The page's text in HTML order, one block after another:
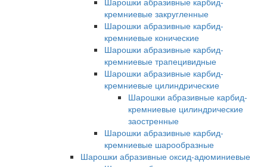
кремниевые закругленные
Шарошки абразивные карбид-
кремниевые конические
Шарошки абразивные карбид-
кремниевые трапецивидные
Шарошки абразивные карбид-
кремниевые цилиндрические
Шарошки абразивные карбид-
кремниевые цилиндрические
заостренные
Шарошки абразивные карбид-
кремниевые шарообразные
Шарошки абразивные оксид-адюминиевые